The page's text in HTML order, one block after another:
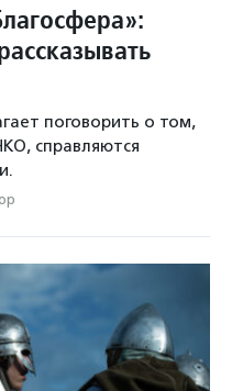
поговорить о том,
справляются